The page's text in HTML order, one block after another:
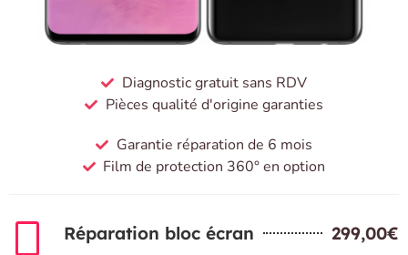
Diagnostic gratuit sans RDV
Pièces qualité d'origine garanties
Garantie réparation de 6 mois
Film de protection 360° en option
Réparation bloc écran 299,00€